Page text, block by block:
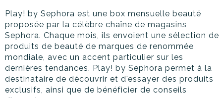
Play! by Sephora est une box mensuelle beauté
proposée par la célèbre chaîne de magasins
Sephora. Chaque mois, ils envoient une sélection de
produits de beauté de marques de renommée
mondiale, avec un accent particulier sur les
dernières tendances. Play! by Sephora permet à la
destinataire de découvrir et d'essayer des produits
exclusifs, ainsi que de bénéficier de conseils